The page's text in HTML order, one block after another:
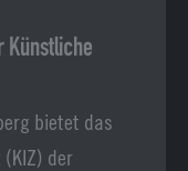
Künstliche
bietet das
der